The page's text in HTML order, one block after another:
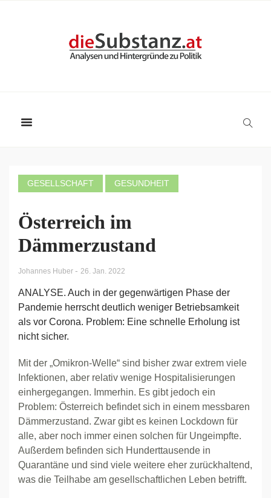
GESELLSCHAFT GESUNDHEIT
Österreich im
Dämmerzustand
Johannes Huber - 26. Jan. 2022
ANALYSE. Auch in der gegenwärtigen Phase der
Pandemie herrscht deutlich weniger Betriebsamkeit
als vor Corona. Problem: Eine schnelle Erholung ist
nicht sicher.
Mit der „Omikron-Welle“ sind bisher zwar extrem viele
Infektionen, aber relativ wenige Hospitalisierungen
einhergegangen. Immerhin. Es gibt jedoch ein
Problem: Österreich befindet sich in einem messbaren
Dämmerzustand. Zwar gibt es keinen Lockdown für
alle, aber noch immer einen solchen für Ungeimpfte.
Außerdem befinden sich Hunderttausende in
Quarantäne und sind viele weitere eher zurückhaltend,
was die Teilhabe am gesellschaftlichen Leben betrifft.